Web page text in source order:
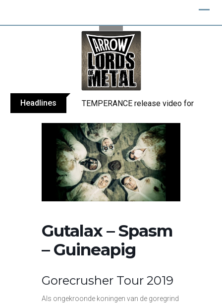
Headlines TEMPERANCE release video for
Gutalax – Spasm
– Guineapig
Gorecrusher Tour 2019
Als ongekroonde koningen van de goregrind